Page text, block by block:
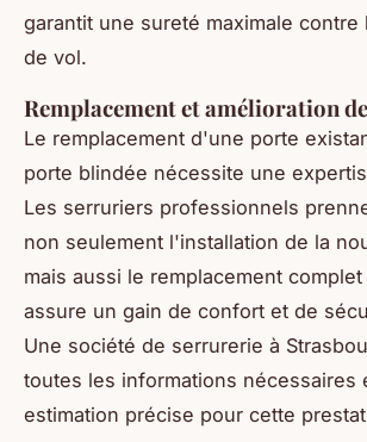
garantit une sureté maximale contre
de vol.
Remplacement et amélioration
Le remplacement d'une porte
porte blindée nécessite une
Les serruriers professionnels
non seulement l'installation de la
mais aussi le remplacement
assure un gain de confort et de
Une société de serrurerie à
toutes les informations nécessaires
estimation précise pour cette